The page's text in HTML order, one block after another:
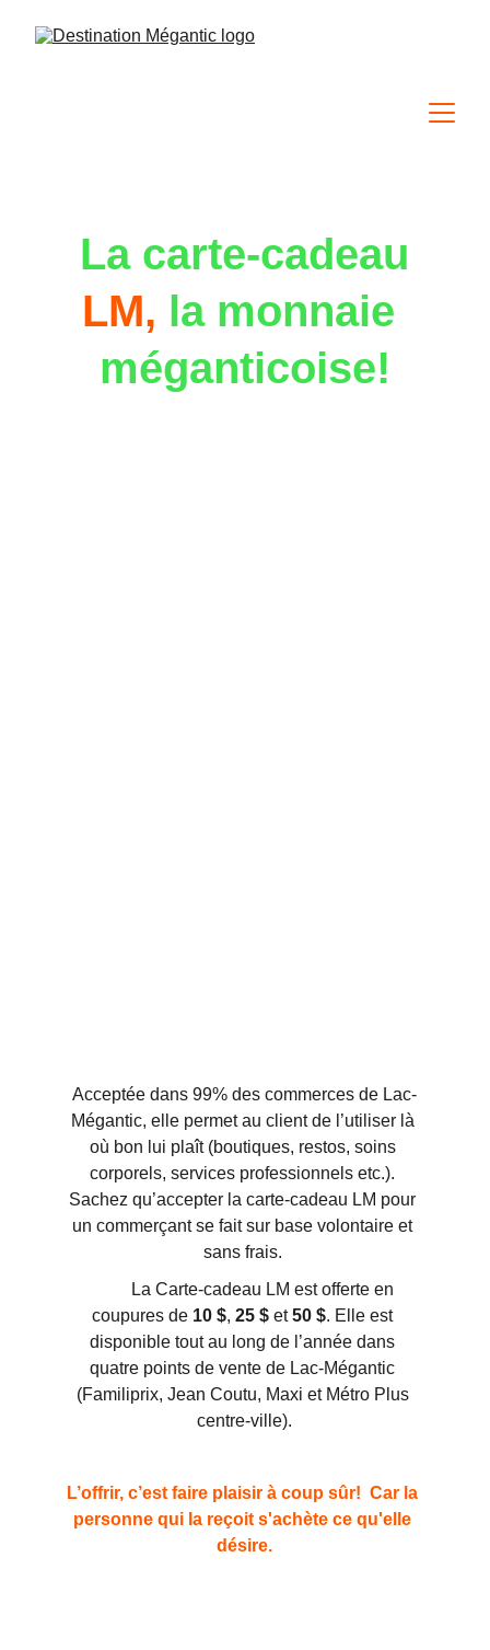
La carte-cadeau
LM, la monnaie
méganticoise!
Acceptée dans 99% des commerces de Lac-
Mégantic, elle permet au client de l’utiliser là
où bon lui plaît (boutiques, restos, soins
corporels, services professionnels etc.).
Sachez qu’accepter la carte-cadeau LM pour
un commerçant se fait sur base volontaire et
sans frais.
coupures de 10 $, 25 $ et 50 $. Elle est
disponible tout au long de l’année dans
quatre points de vente de Lac-Mégantic
(Familiprix, Jean Coutu, Maxi et Métro Plus
centre-ville).
L’offrir, c’est faire plaisir à coup sûr!  Car la
personne qui la reçoit s'achète ce qu'elle
désire.